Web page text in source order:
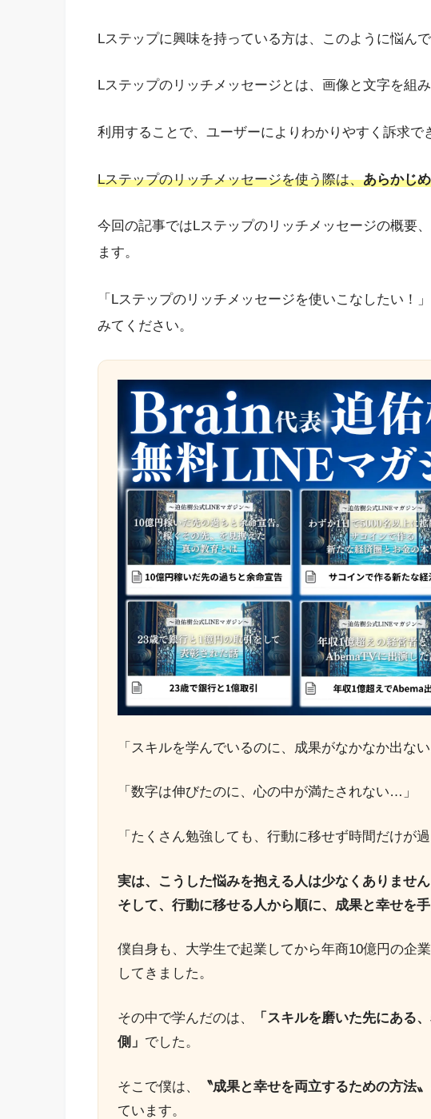
Lステップに興味を持っている方は、このように悩ん
Lステップのリッチメッセージとは、画像と文字を組
利用することで、ユーザーによりわかりやすく訴求で
Lステップのリッチメッセージを使う際は、あらかじ
今回の記事ではLステップのリッチメッセージの概要
ます。
「Lステップのリッチメッセージを使いこなしたい！
みてください。
「スキルを学んでいるのに、成果がなかなか出な
「数字は伸びたのに、心の中が満たされない…」
「たくさん勉強しても、行動に移せず時間だけが
実は、こうした悩みを抱える人は少なくありません
そして、行動に移せる人から順に、成果と幸せを手
僕自身も、大学生で起業してから年商10億円の企
してきました。
その中で学んだのは、
「スキルを磨いた先にある
側」 でした。
そこで僕は、 〝成果と幸せを両立するための方法〟
ています。